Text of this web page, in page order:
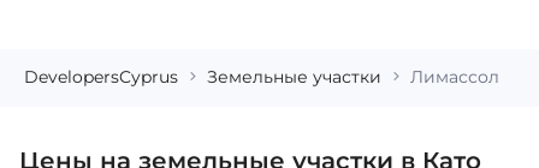
DevelopersCyprus Земельные участки Лимассол
Цены на земельные участки в Като